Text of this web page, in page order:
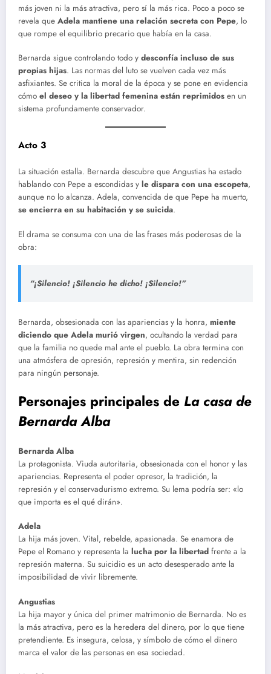
más joven ni la más atractiva, pero sí la más rica. Poco a poco se
revela que Adela mantiene una relación secreta con Pepe, lo
que rompe el equilibrio precario que había en la casa.
Bernarda sigue controlando todo y desconfía incluso de sus
propias hijas. Las normas del luto se vuelven cada vez más
asfixiantes. Se critica la moral de la época y se pone en evidencia
cómo el deseo y la libertad femenina están reprimidos en un
sistema profundamente conservador.
Acto 3
La situación estalla. Bernarda descubre que Angustias ha estado
hablando con Pepe a escondidas y le dispara con una escopeta,
aunque no lo alcanza. Adela, convencida de que Pepe ha muerto,
se encierra en su habitación y se suicida.
El drama se consuma con una de las frases más poderosas de la
obra:
“¡Silencio! ¡Silencio he dicho! ¡Silencio!”
Bernarda, obsesionada con las apariencias y la honra, miente
diciendo que Adela murió virgen, ocultando la verdad para
que la familia no quede mal ante el pueblo. La obra termina con
una atmósfera de opresión, represión y mentira, sin redención
para ningún personaje.
Personajes principales de La casa de
Bernarda Alba
Bernarda Alba
La protagonista. Viuda autoritaria, obsesionada con el honor y las
apariencias. Representa el poder opresor, la tradición, la
represión y el conservadurismo extremo. Su lema podría ser: «lo
que importa es el qué dirán».
Adela
La hija más joven. Vital, rebelde, apasionada. Se enamora de
Pepe el Romano y representa la lucha por la libertad frente a la
represión materna. Su suicidio es un acto desesperado ante la
imposibilidad de vivir libremente.
Angustias
La hija mayor y única del primer matrimonio de Bernarda. No es
la más atractiva, pero es la heredera del dinero, por lo que tiene
pretendiente. Es insegura, celosa, y símbolo de cómo el dinero
marca el valor de las personas en esa sociedad.